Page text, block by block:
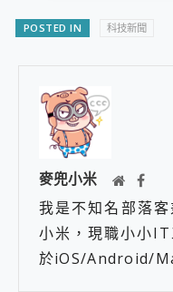
POSTED IN 科技新聞
麥兜小米
我是不知名部落
小米，現職小小
於iOS/Android/